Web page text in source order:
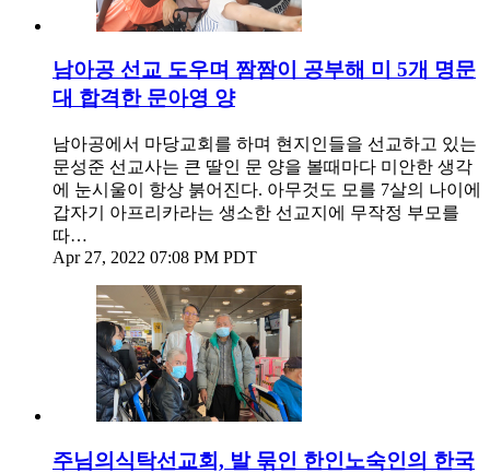
남아공 선교 도우며 짬짬이 공부해 미 5개 명문
대 합격한 문아영 양
남아공에서 마당교회를 하며 현지인들을 선교하고 있는
문성준 선교사는 큰 딸인 문 양을 볼때마다 미안한 생각
에 눈시울이 항상 붉어진다. 아무것도 모를 7살의 나이에
갑자기 아프리카라는 생소한 선교지에 무작정 부모를
따…
Apr 27, 2022 07:08 PM PDT
주님의식탁선교회, 발 묶인 한인노숙인의 한국